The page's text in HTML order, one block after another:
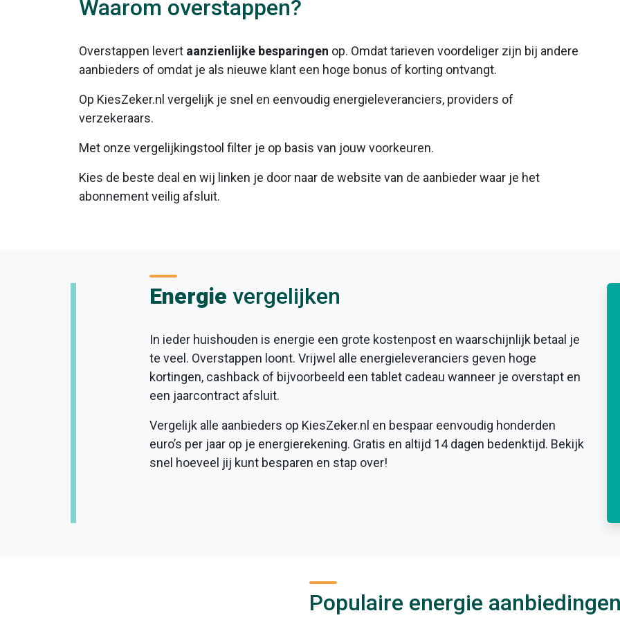
Waarom overstappen?
Overstappen levert aanzienlijke besparingen op. Omdat tarieven voordeliger zijn bij andere
aanbieders of omdat je als nieuwe klant een hoge bonus of korting ontvangt.
Op KiesZeker.nl vergelijk je snel en eenvoudig energieleveranciers, providers of
verzekeraars.
Met onze vergelijkingstool filter je op basis van jouw voorkeuren.
Kies de beste deal en wij linken je door naar de website van de aanbieder waar je het
abonnement veilig afsluit.
Energie vergelijken
In ieder huishouden is energie een grote kostenpost en waarschijnlijk betaal je
te veel. Overstappen loont. Vrijwel alle energieleveranciers geven hoge
kortingen, cashback of bijvoorbeeld een tablet cadeau wanneer je overstapt en
een jaarcontract afsluit.
Vergelijk alle aanbieders op KiesZeker.nl en bespaar eenvoudig honderden
euro’s per jaar op je energierekening. Gratis en altijd 14 dagen bedenktijd. Bekijk
snel hoeveel jij kunt besparen en stap over!
Populaire energie